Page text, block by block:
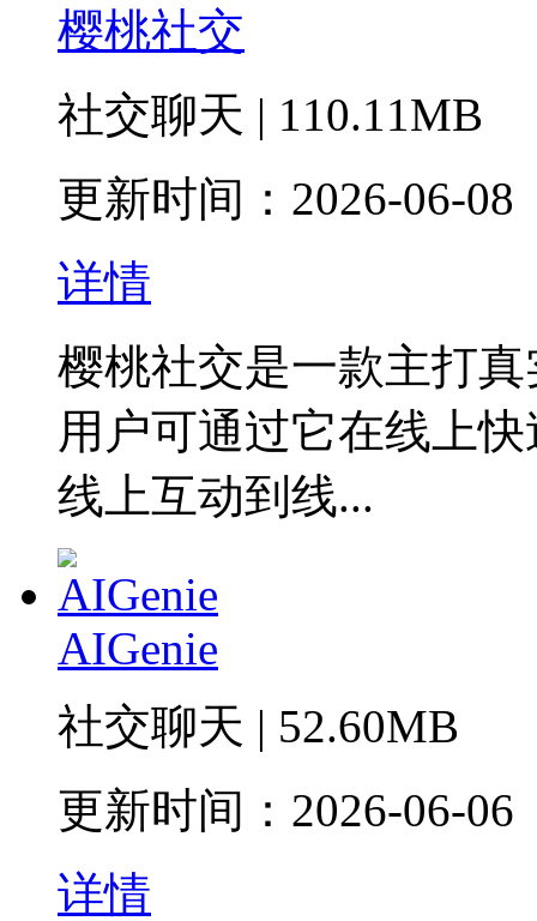
樱桃社交
社交聊天 | 110.11MB
更新时间：2026-06-08
详情
樱桃社交是一款主打
用户可通过它在线上
线上互动到线...
AIGenie
社交聊天 | 52.60MB
更新时间：2026-06-06
详情